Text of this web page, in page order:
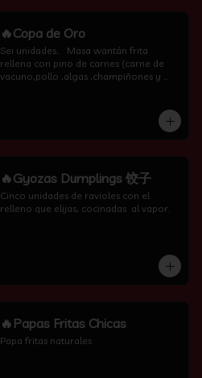
🔥Copa de Oro
Sei unidades..   Masa wantán frita
rellena con pino de carnes (carne de
vacuno,pollo ,algas ,champiñones y
🔥Gyozas Dumplings 饺子
Cinco unidades de ravioles con el
relleno que elijas, cocinadas  al vapor.
🔥Papas Fritas Chicas
Papa fritas naturales